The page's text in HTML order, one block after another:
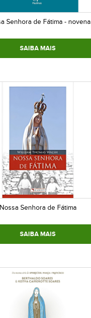
Senhora de Fátima - novena
SAIBA MAIS
Nossa Senhora de Fátima
SAIBA MAIS